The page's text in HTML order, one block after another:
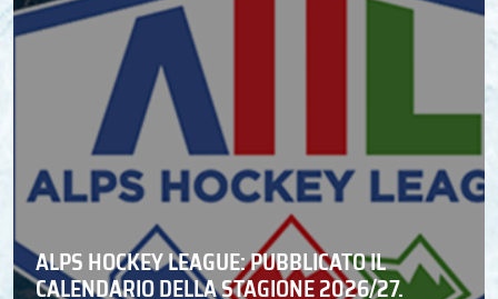
ALPS HOCKEY LEAGUE: PUBBLICATO IL
CALENDARIO DELLA STAGIONE 2026/27.